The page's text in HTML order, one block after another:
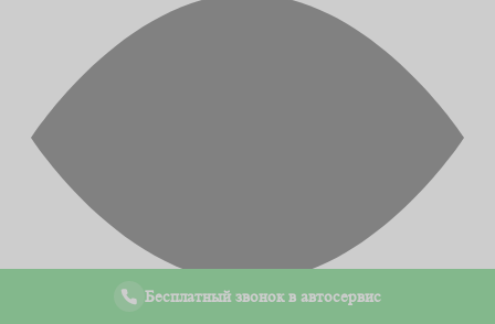
Бесплатный звонок в автосервис